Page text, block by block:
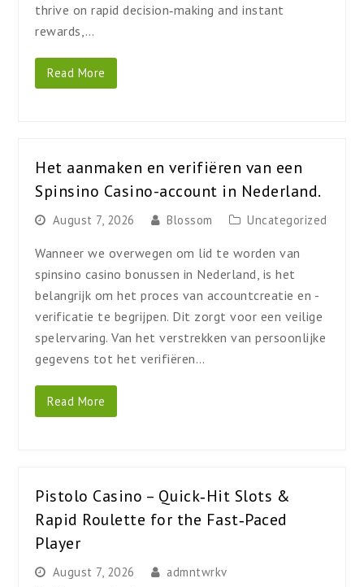
thrive on rapid decision‑making and instant
rewards,…
Read More
Het aanmaken en verifiëren van een
Spinsino Casino-account in Nederland.
August 7, 2026 Blossom Uncategorized
Wanneer we overwegen om lid te worden van
spinsino casino bonussen in Nederland, is het
belangrijk om het proces van accountcreatie en -
verificatie te begrijpen. Dit zorgt voor een veilige
spelervaring. Van het verstrekken van persoonlijke
gegevens tot het verifiëren…
Read More
Pistolo Casino – Quick‑Hit Slots &
Rapid Roulette for the Fast‑Paced
Player
August 7, 2026
admntwrkv